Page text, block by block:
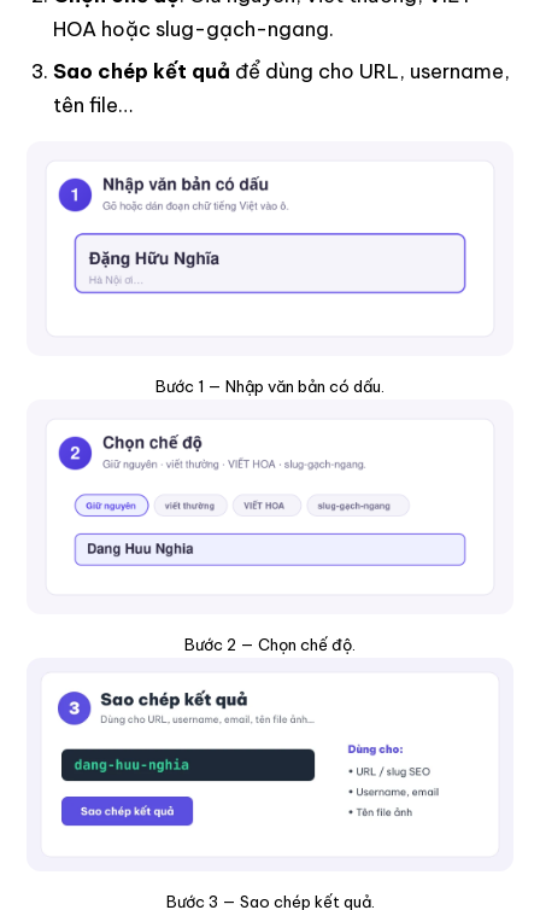
HOA hoặc slug-gạch-ngang.
Sao chép kết quả để dùng cho URL, username,
tên file…
Bước 1 — Nhập văn bản có dấu.
Bước 2 — Chọn chế độ.
Bước 3 — Sao chép kết quả.